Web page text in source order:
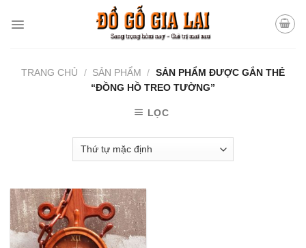
TRANG CHỦ / SẢN PHẨM / SẢN PHẨM ĐƯỢC GẮN THẺ
“ĐỒNG HỒ TREO TƯỜNG”
LỌC